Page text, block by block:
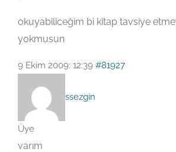
okuyabiliceğim bi kitap tavsiye
yokmusun
9 Ekim 2009: 12:39 #81927
ssezgin
Üye
varım